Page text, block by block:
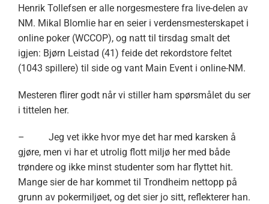
Henrik Tollefsen er alle norgesmestere fra live-delen av
NM. Mikal Blomlie har en seier i verdensmesterskapet i
online poker (WCCOP), og natt til tirsdag smalt det
igjen: Bjørn Leistad (41) feide det rekordstore feltet
(1043 spillere) til side og vant Main Event i online-NM.
Mesteren flirer godt når vi stiller ham spørsmålet du ser
i tittelen her.
– Jeg vet ikke hvor mye det har med karsken å
gjøre, men vi har et utrolig flott miljø her med både
trøndere og ikke minst studenter som har flyttet hit.
Mange sier de har kommet til Trondheim nettopp på
grunn av pokermiljøet, og det sier jo sitt, reflekterer han.